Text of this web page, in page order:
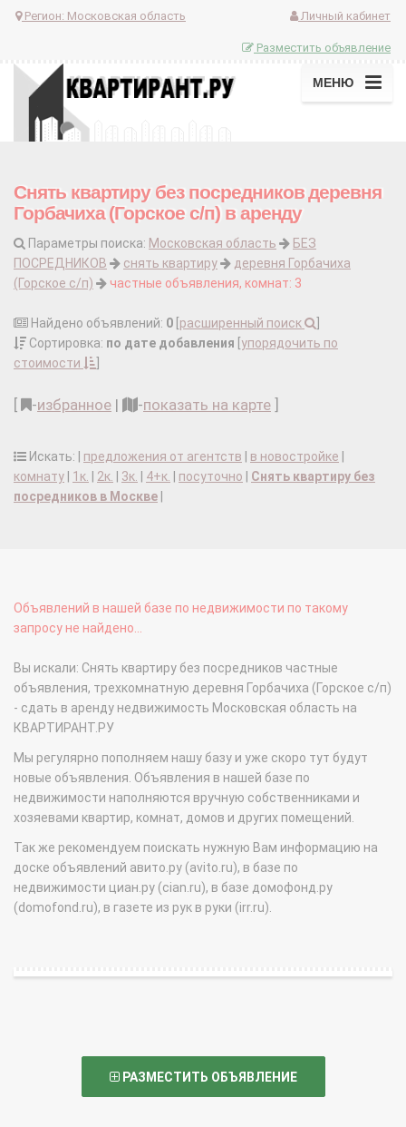
Регион: Московская область Личный кабинет
Разместить объявление
МЕНЮ
Снять квартиру без посредников деревня
Горбачиха (Горское с/п) в аренду
Параметры поиска: Московская область
БЕЗ
ПОСРЕДНИКОВ
снять квартиру
деревня Горбачиха
(Горское с/п)
частные объявления, комнат: 3
Найдено объявлений: 0 расширенный поиск
Сортировка: по дате добавления упорядочить по
стоимости
-избранное | -показать на карте
Искать: | предложения от агентств в новостройке
комнату
1к. 2к. 3к. 4+к. посуточно
Снять квартиру без
посредников в Москве
Объявлений в нашей базе по недвижимости по такому
запросу не найдено...
Вы искали: Снять квартиру без посредников частные
объявления, трехкомнатную деревня Горбачиха (Горское с/п)
- сдать в аренду недвижимость Московская область на
КВАРТИРАНТ.РУ
Мы регулярно пополняем нашу базу и уже скоро тут будут
новые объявления. Объявления в нашей базе по
недвижимости наполняются вручную собственниками и
хозяевами квартир, комнат, домов и других помещений.
Так же рекомендуем поискать нужную Вам информацию на
доске объявлений авито.ру (avito.ru), в базе по
недвижимости циан.ру (cian.ru), в базе домофонд.ру
(domofond.ru), в газете из рук в руки (irr.ru).
РАЗМЕСТИТЬ ОБЪЯВЛЕНИЕ